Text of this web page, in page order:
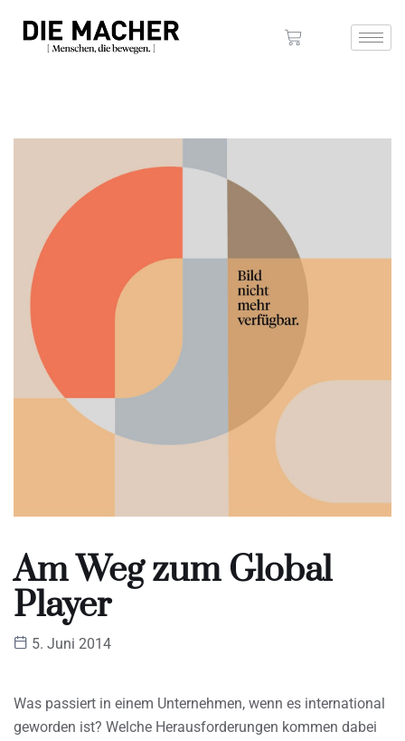
Am Weg zum Global
Player
5. Juni 2014
Was passiert in einem Unternehmen, wenn es international
geworden ist? Welche Herausforderungen kommen dabei